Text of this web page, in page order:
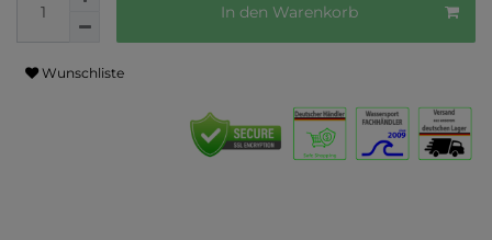
In den Warenkorb
Wunschliste